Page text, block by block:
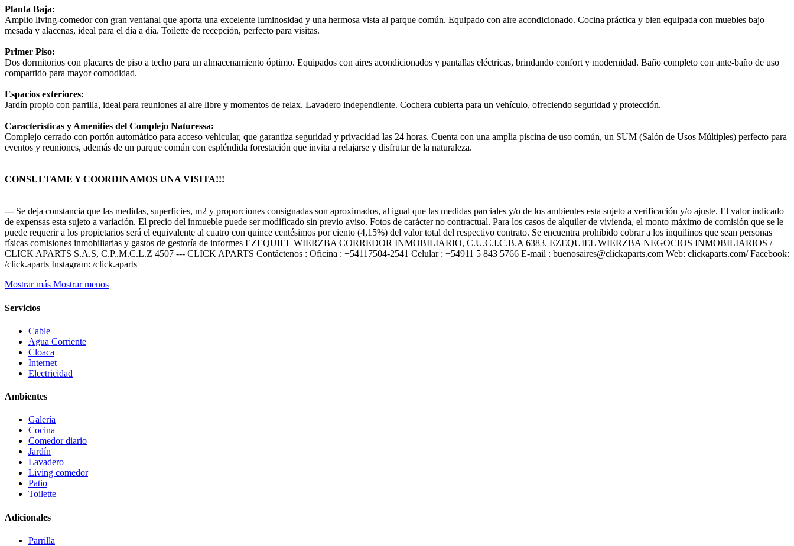
Planta Baja:
Amplio living-comedor con gran ventanal que aporta una excelente luminosidad y una hermosa vista al parque común. Equipado con aire acondicionado. Cocina práctica y bien equipada con muebles bajo
mesada y alacenas, ideal para el día a día. Toilette de recepción, perfecto para visitas.
Primer Piso:
Dos dormitorios con placares de piso a techo para un almacenamiento óptimo. Equipados con aires acondicionados y pantallas eléctricas, brindando confort y modernidad. Baño completo con ante-baño de uso
compartido para mayor comodidad.
Espacios exteriores:
Jardín propio con parrilla, ideal para reuniones al aire libre y momentos de relax. Lavadero independiente. Cochera cubierta para un vehículo, ofreciendo seguridad y protección.
Características y Amenities del Complejo Naturessa:
Complejo cerrado con portón automático para acceso vehicular, que garantiza seguridad y privacidad las 24 horas. Cuenta con una amplia piscina de uso común, un SUM (Salón de Usos Múltiples) perfecto para
eventos y reuniones, además de un parque común con espléndida forestación que invita a relajarse y disfrutar de la naturaleza.
CONSULTAME Y COORDINAMOS UNA VISITA!!!
--- Se deja constancia que las medidas, superficies, m2 y proporciones consignadas son aproximados, al igual que las medidas parciales y/o de los ambientes esta sujeto a verificación y/o ajuste. El valor indicado
de expensas esta sujeto a variación. El precio del inmueble puede ser modificado sin previo aviso. Fotos de carácter no contractual. Para los casos de alquiler de vivienda, el monto máximo de comisión que se le
puede requerir a los propietarios será el equivalente al cuatro con quince centésimos por ciento (4,15%) del valor total del respectivo contrato. Se encuentra prohibido cobrar a los inquilinos que sean personas
físicas comisiones inmobiliarias y gastos de gestoría de informes EZEQUIEL WIERZBA CORREDOR INMOBILIARIO, C.U.C.I.C.B.A 6383. EZEQUIEL WIERZBA NEGOCIOS INMOBILIARIOS /
CLICK APARTS S.A.S, C.P..M.C.L.Z 4507 --- CLICK APARTS Contáctenos : Oficina : +54117504-2541 Celular : +54911 5 843 5766 E-mail : buenosaires@clickaparts.com Web: clickaparts.com/ Facebook:
/click.aparts Instagram: /click.aparts
Mostrar más Mostrar menos
Servicios
Cable
Agua Corriente
Cloaca
Internet
Electricidad
Ambientes
Galería
Cocina
Comedor diario
Jardín
Lavadero
Living comedor
Patio
Toilette
Adicionales
Parrilla